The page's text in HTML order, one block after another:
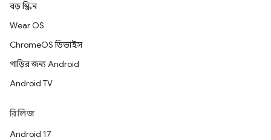
বড় স্ক্রিন
Wear OS
ChromeOS ডিভাইস
গাড়ির জন্য Android
Android TV
রিলিজ
Android 17